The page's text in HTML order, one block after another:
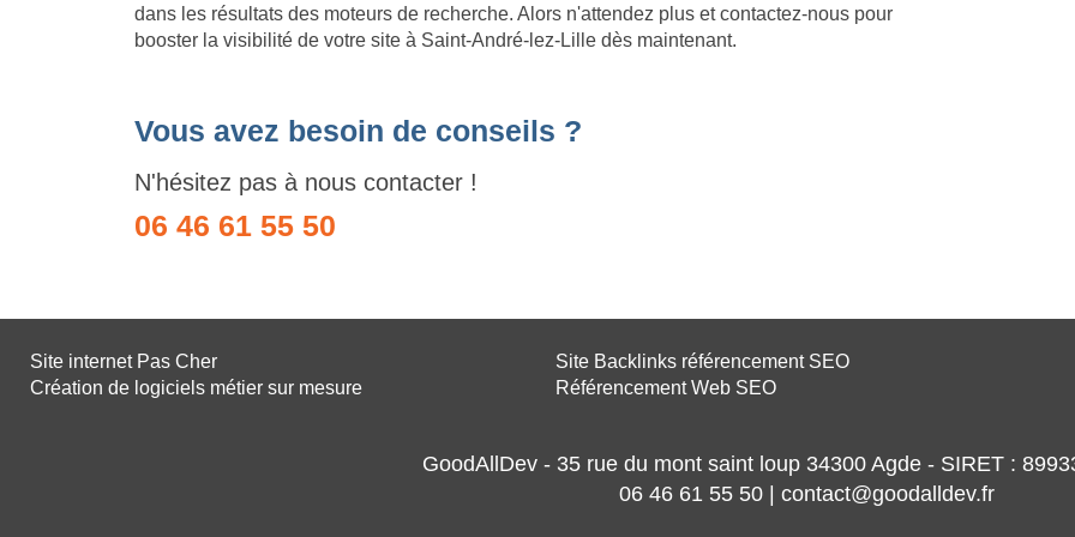
dans les résultats des moteurs de recherche. Alors n'attendez plus et contactez-nous pour
booster la visibilité de votre site à Saint-André-lez-Lille dès maintenant.
Vous avez besoin de conseils ?
N'hésitez pas à nous contacter !
06 46 61 55 50
Site internet Pas Cher
Création de logiciels métier sur mesure
Site Backlinks référencement SEO
Référencement Web SEO
GoodAllDev - 35 rue du mont saint loup 34300 Agde - SIRET :
06 46 61 55 50 | contact@goodalldev.fr